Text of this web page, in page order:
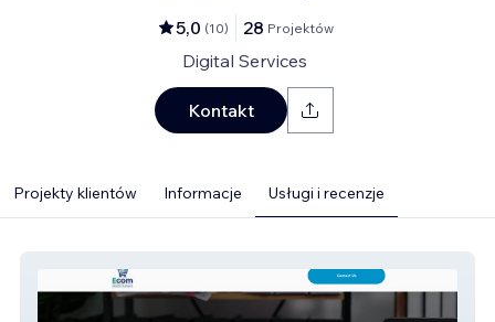
5,0 (10) 28 Projektów
Digital Services
Kontakt
Projekty klientów Informacje Usługi i recenzje